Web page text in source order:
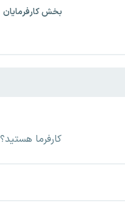
بخش کارفرمایان
کارفرما هستید؟